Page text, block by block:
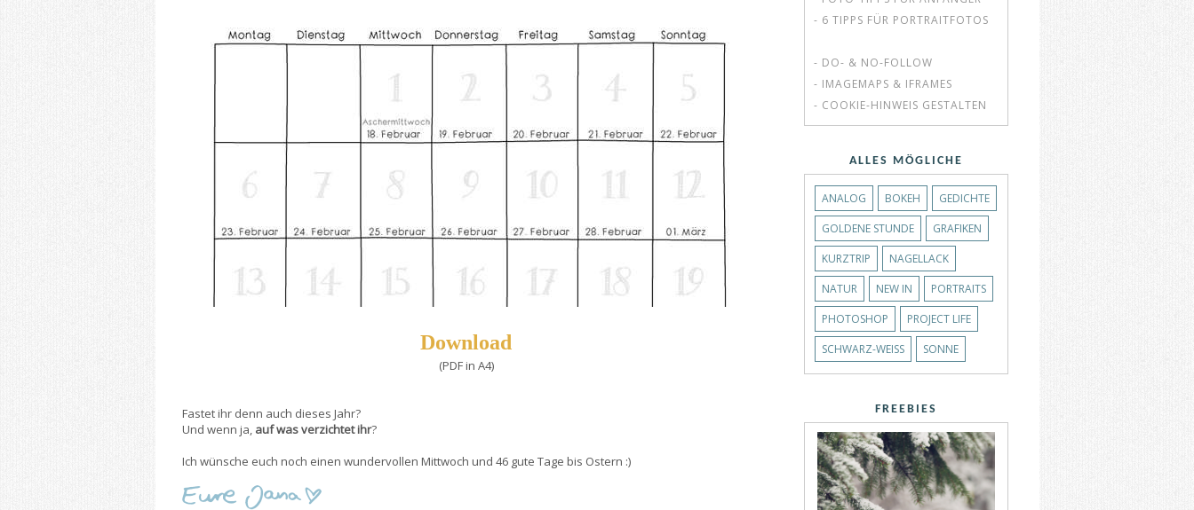
Download
(PDF in A4)
Fastet ihr denn auch dieses Jahr?
Und wenn ja, auf was verzichtet ihr?
Ich wünsche euch noch einen wundervollen Mittwoch und 46 gute Tage bis Ostern :)
- 6 TIPPS FÜR PORTRAITFOTOS
- DO- & NO-FOLLOW
- IMAGEMAPS & IFRAMES
- COOKIE-HINWEIS GESTALTEN
ALLES MÖGLICHE
ANALOG BOKEH
GEDICHTE
GOLDENE STUNDE
GRAFIKEN
KURZTRIP
NAGELLACK
NATUR
NEW IN
PORTRAITS
PHOTOSHOP
PROJECT LIFE
SCHWARZ-WEISS
SONNE
FREEBIES